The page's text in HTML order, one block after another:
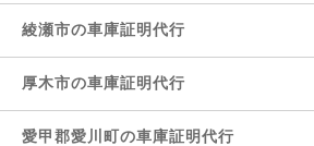
綾瀬市の車庫証明代行
厚木市の車庫証明代行
愛甲郡愛川町の車庫証明代行